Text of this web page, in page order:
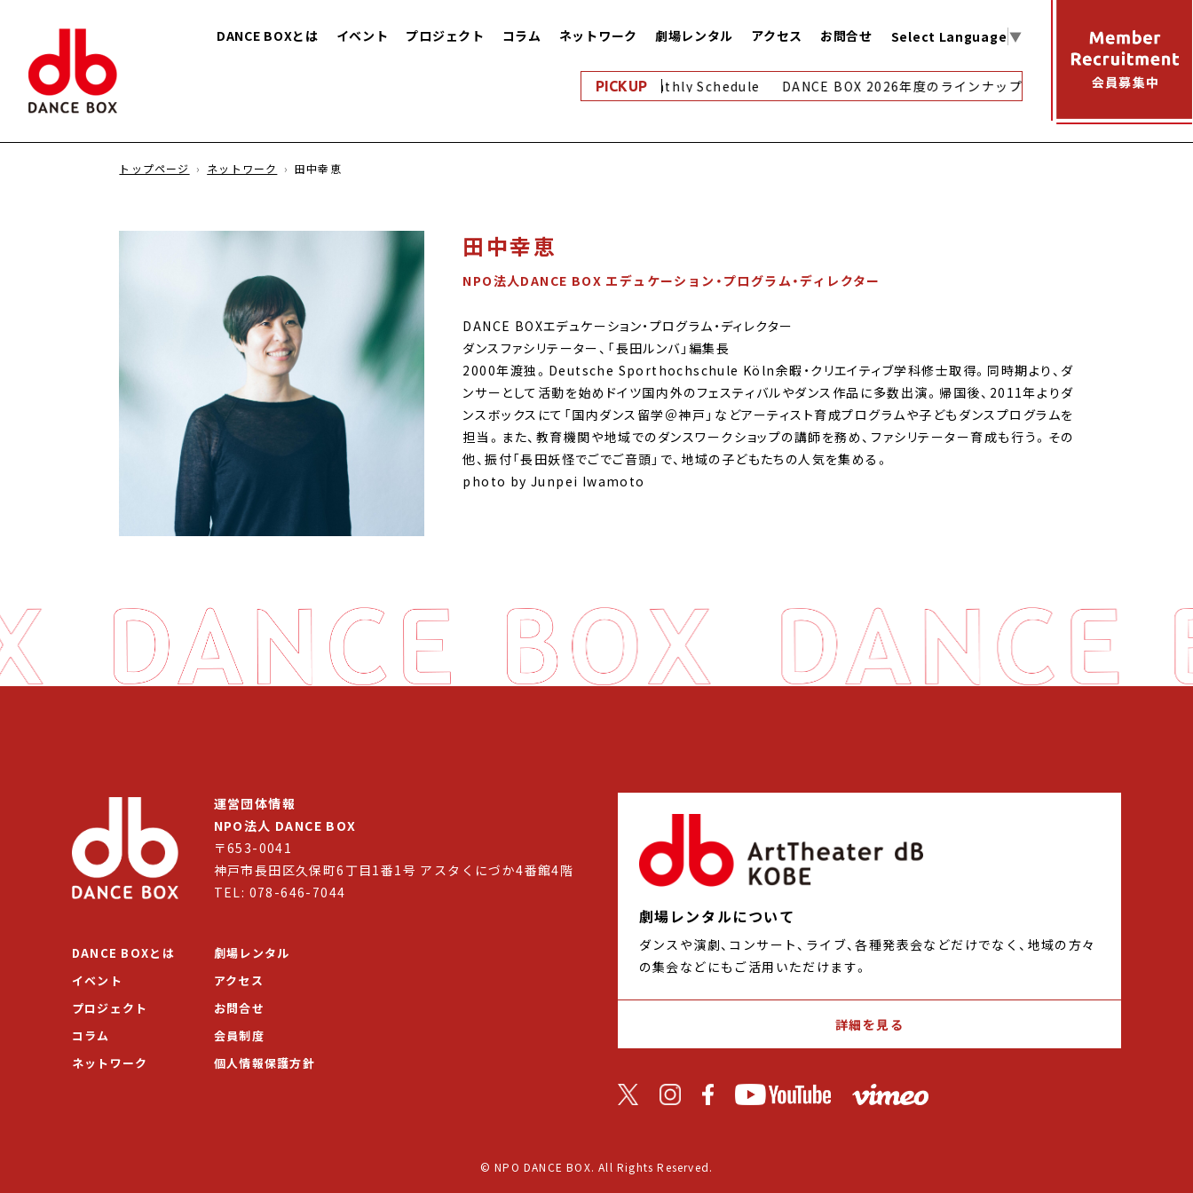
DANCE BOXとは イベント プロジェクト コラム ネットワーク 劇場レンタル アクセス お問合せ Select Language ▼
PICKUP
8月｜Monthly Schedule DANCE BOX 2026年度のラインナップ紹介 【アーカイブ映像
トップページ ネットワーク 田中幸恵
田中幸恵
NPO法人DANCE BOX エデュケーション・プログラム・ディレクター
DANCE BOXエデュケーション・プログラム・ディレクター
ダンスファシリテーター、「長田ルンバ」編集長
2000年渡独。Deutsche Sporthochschule Köln余暇・クリエイティブ学科修士取得。同時期より、ダ
ンサーとして活動を始めドイツ国内外のフェスティバルやダンス作品に多数出演。帰国後、2011年よりダ
ンスボックスにて「国内ダンス留学＠神戸」などアーティスト育成プログラムや子どもダンスプログラムを
担当。また、教育機関や地域でのダンスワークショップの講師を務め、ファシリテーター育成も行う。その
他、振付「長田妖怪でごでご音頭」で、地域の子どもたちの人気を集める。
photo by Junpei Iwamoto
運営団体情報
NPO法人 DANCE BOX
〒653-0041
神戸市長田区久保町6丁目1番1号 アスタくにづか4番館4階
TEL: 078-646-7044
DANCE BOXとは
イベント
プロジェクト
コラム
ネットワーク
劇場レンタル
アクセス
お問合せ
会員制度
個人情報保護方針
劇場レンタルについて
ダンスや演劇、コンサート、ライブ、各種発表会などだけでなく、地域の方々
の集会などにもご活用いただけます。
詳細を見る
© NPO DANCE BOX. All Rights Reserved.